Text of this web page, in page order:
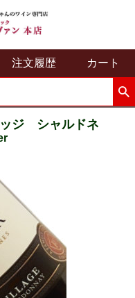
注文履歴 カート
ジ シャルドネ